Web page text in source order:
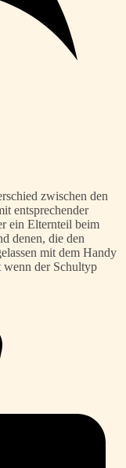
zwischen den
entsprechender
ein Elternteil beim
denen, die den
mit dem Handy
wenn der Schultyp